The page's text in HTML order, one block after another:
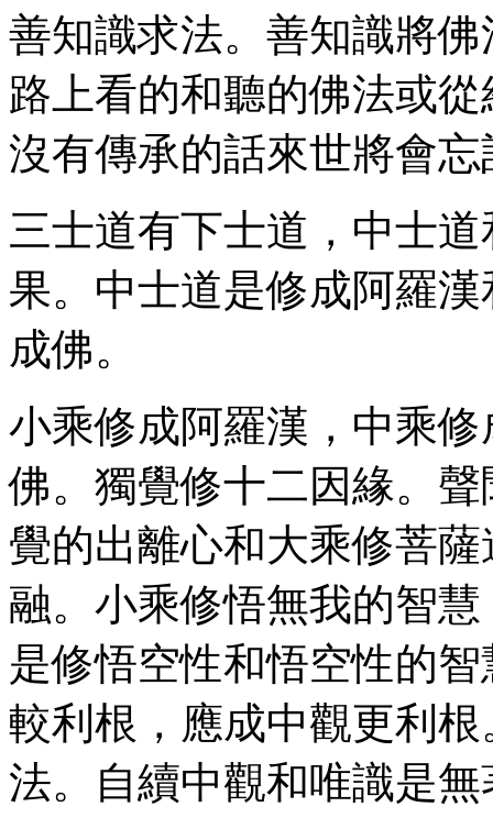
善知識求法。善知識將
路上看的和聽的佛法或
沒有傳承的話來世將會
三士道有下士道，中士
果。中士道是修成阿羅
成佛。
小乘修成阿羅漢，中乘
佛。獨覺修十二因緣。
覺的出離心和大乘修菩
融。小乘修悟無我的智
是修悟空性和悟空性的
較利根，應成中觀更利
法。自續中觀和唯識是